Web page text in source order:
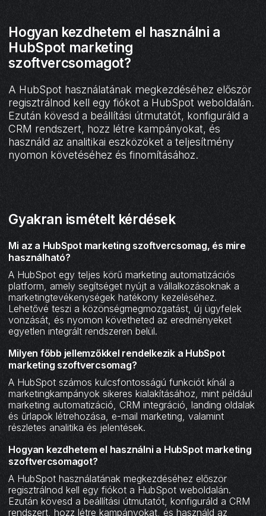
Hogyan kezdhetem el használni a
HubSpot marketing
szoftvercsomagot?
A HubSpot használatának megkezdéséhez először
regisztrálnod kell egy fiókot a HubSpot weboldalán.
Ezután kövesd a beállítási útmutatót, konfiguráld a
CRM rendszert, hozz létre kampányokat, és
használd az analitikai eszközöket a teljesítmény
nyomon követéséhez és finomításához.
Gyakran ismételt kérdések
Mi az a HubSpot marketing szoftvercsomag, és mire
használható?
A HubSpot egy teljes körű marketing automatizációs
platform, amely segítséget nyújt a vállalkozásoknak a
marketingtevékenységek hatékony kezeléséhez.
Lehetővé teszi a közönségmegmozgatást, új ügyfelek
vonzását, és nyomon követheted az eredményeket
egyetlen integrált rendszeren belül.
Milyen főbb jellemzőkkel rendelkezik a HubSpot
marketing szoftvercsomag?
A HubSpot számos kulcsfontosságú funkciót kínál a
marketingkampányok sikeres kialakításához, mint például
marketing automatizáció, CRM integráció, landing oldalak
és űrlapok létrehozása, e-mail marketing, valamint
részletes analitika és jelentések.
Hogyan kezdhetem el használni a HubSpot marketing
szoftvercsomagot?
A HubSpot használatának megkezdéséhez először
regisztrálnod kell egy fiókot a HubSpot weboldalán.
Ezután kövesd a beállítási útmutatót, konfiguráld a CRM
rendszert, hozz létre kampányokat, és használd az